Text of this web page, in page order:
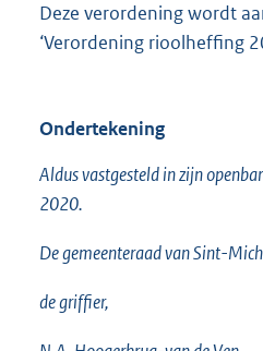
Deze verordening wordt
‘Verordening rioolheffing
Ondertekening
Aldus vastgesteld in zijn
2020.
De gemeenteraad van Sint-
de griffier,